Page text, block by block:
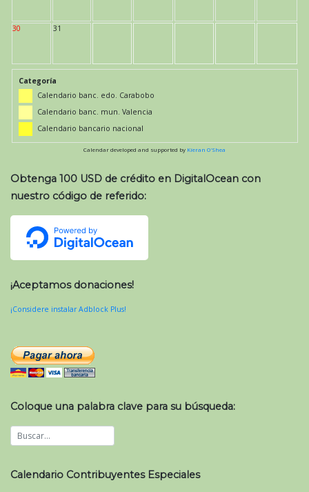
30 31
Categoría
Calendario banc. edo. Carabobo
Calendario banc. mun. Valencia
Calendario bancario nacional
Calendar developed and supported by Kieran O'Shea
Obtenga 100 USD de crédito en DigitalOcean con
nuestro código de referido:
¡Aceptamos donaciones!
¡Considere instalar Adblock Plus!
Coloque una palabra clave para su búsqueda:
Calendario Contribuyentes Especiales